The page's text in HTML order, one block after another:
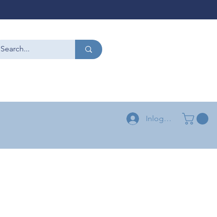
Inloggen